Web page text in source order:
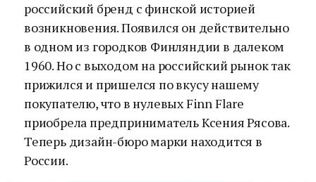
российский бренд с финской историей
возникновения. Появился он действительно
в одном из городков Финляндии в далеком
1960. Но с выходом на российский рынок так
прижился и пришелся по вкусу нашему
покупателю, что в нулевых Finn Flare
приобрела предприниматель Ксения Рясова.
Теперь дизайн-бюро марки находится в
России.